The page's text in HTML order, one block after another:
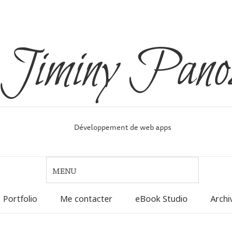
Jiminy
Développement de web apps
Portfolio Me contacter eBook Studio